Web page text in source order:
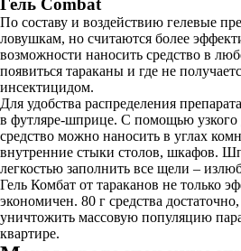
Гель Combat
По составу и воздействию гелевые
ловушкам, но считаются более
возможности наносить средство в
появиться тараканы и где не
инсектицидом.
Для удобства распределения
в футляре-шприце. С помощью узкого
средство можно наносить в углах
внутренние стыки столов, шкафов.
легкостью заполнить все щели –
Гель Комбат от тараканов не только
экономичен. 80 г средства
уничтожить массовую популяцию
квартире.